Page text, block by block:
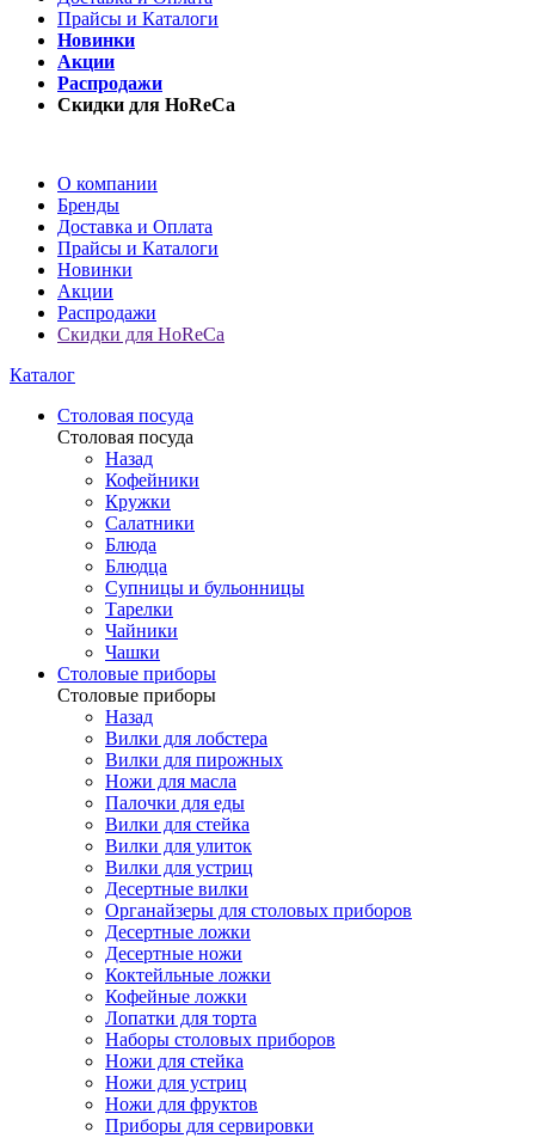
Прайсы и Каталоги
Новинки
Акции
Распродажи
Скидки для HoReCa
О компании
Бренды
Доставка и Оплата
Прайсы и Каталоги
Новинки
Акции
Распродажи
Скидки для HoReCa
Каталог
Столовая посуда
Столовая посуда
Назад
Кофейники
Кружки
Салатники
Блюда
Блюдца
Супницы и бульонницы
Тарелки
Чайники
Чашки
Cтоловые приборы
Cтоловые приборы
Назад
Вилки для лобстера
Вилки для пирожных
Ножи для масла
Палочки для еды
Вилки для стейка
Вилки для улиток
Вилки для устриц
Десертные вилки
Органайзеры для столовых приборов
Десертные ложки
Десертные ножи
Коктейльные ложки
Кофейные ложки
Лопатки для торта
Наборы столовых приборов
Ножи для стейка
Ножи для устриц
Ножи для фруктов
Приборы для сервировки